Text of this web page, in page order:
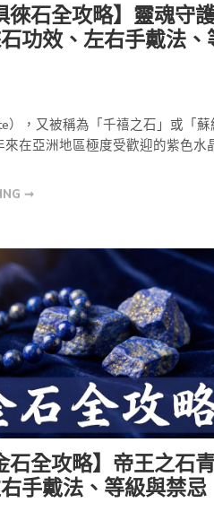
徠石全攻略】靈魂守
功效、左右手戴法、
），又被稱為「千禧之石」或「蘇
在亞洲地區極度受歡迎的紫色水
➞
石全攻略】帝王之石
手戴法、等級與禁忌